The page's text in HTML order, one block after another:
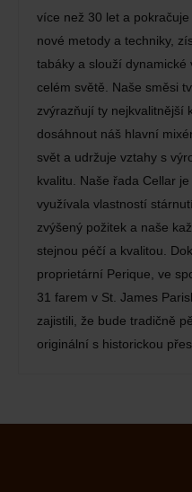
více než 30 let a
nové metody a techniky,
tabáky a slouží
celém světě. Naše směsi
zvýrazňují ty nejkvalitnější
dosáhnout náš hlavní
svět a udržuje vztahy s
kvalitu. Naše řada Cellar
využívala vlastností
zvýšený požitek a naše
stejnou péčí a kvalitou.
proprietární Perique, ve
31 farem v St. James
zajistili, že bude tradičně
originální s historickou